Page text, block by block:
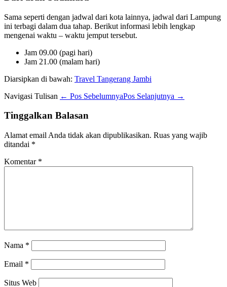
Sama seperti dengan jadwal dari kota lainnya, jadwal dari Lampung
ini terbagi dalam dua tahap. Berikut informasi lebih lengkap
mengenai waktu – waktu jemput tersebut.
Jam 09.00 (pagi hari)
Jam 21.00 (malam hari)
Diarsipkan di bawah: Travel Tangerang Jambi
Navigasi Tulisan ← Pos SebelumnyaPos Selanjutnya →
Tinggalkan Balasan
Alamat email Anda tidak akan dipublikasikan. Ruas yang wajib
ditandai *
Komentar *
Nama *
Email *
Situs Web